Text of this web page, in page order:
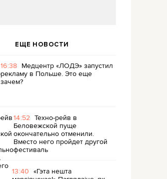
ЕЩЕ НОВОСТИ
16:38 Медцентр «ЛОДЭ» запустил
рекламу в Польше. Это еще
зачем?
14:52 Техно-рейв в
Беловежской пуще
окончательно отменили.
Вместо него пройдет другой
фестиваль
13:40 «Гэта нешта